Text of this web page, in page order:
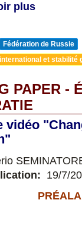
plus
Fédération de Russie
et stabilité
PAPER -
vidéo
19/7/